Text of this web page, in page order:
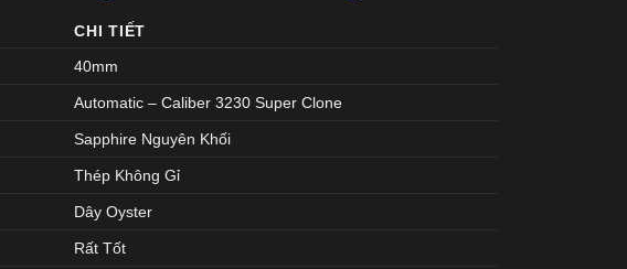
CHI TIẾT
40mm
Automatic – Caliber 3230 Super Clone
Sapphire Nguyên Khối
Thép Không Gỉ
Dây Oyster
Rất Tốt